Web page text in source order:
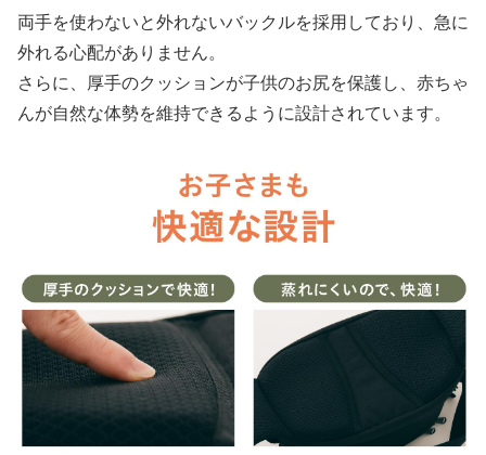
両手を使わないと外れないバックルを採用しており、急に
外れる心配がありません。
さらに、厚手のクッションが子供のお尻を保護し、赤ちゃ
んが自然な体勢を維持できるように設計されています。